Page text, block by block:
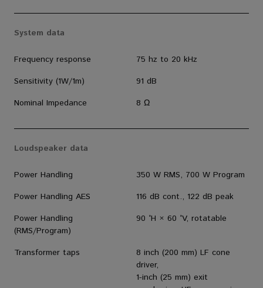
System data
Frequency response
75 hz to 20 kHz
Sensitivity (1W/1m)
91 dB
Nominal Impedance
8 Ω
Loudspeaker data
Power Handling
350 W RMS, 700 W Program
Power Handling AES
116 dB cont., 122 dB peak
Power Handling
(RMS/Program)
90 °H × 60 °V, rotatable
Transformer taps
8 inch (200 mm) LF cone
driver,
1-inch (25 mm) exit